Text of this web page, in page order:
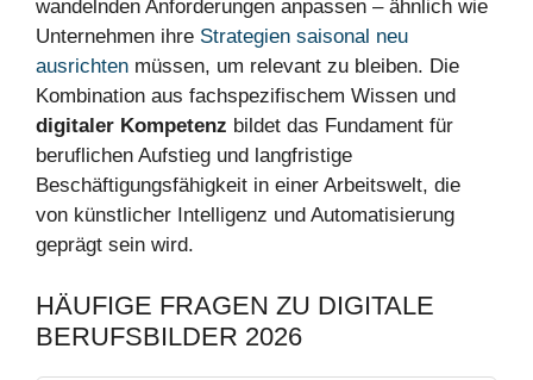
wandelnden Anforderungen anpassen – ähnlich wie
Unternehmen ihre Strategien saisonal neu
ausrichten müssen, um relevant zu bleiben. Die
Kombination aus fachspezifischem Wissen und
digitaler Kompetenz bildet das Fundament für
beruflichen Aufstieg und langfristige
Beschäftigungsfähigkeit in einer Arbeitswelt, die
von künstlicher Intelligenz und Automatisierung
geprägt sein wird.
HÄUFIGE FRAGEN ZU DIGITALE
BERUFSBILDER 2026